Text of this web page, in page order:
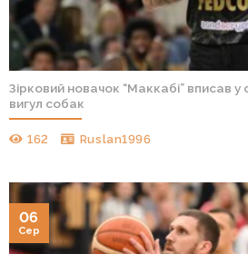
Зірковий новачок “Маккабі” вписав у
вигул собак
162 Ruslan1996
06
Сер